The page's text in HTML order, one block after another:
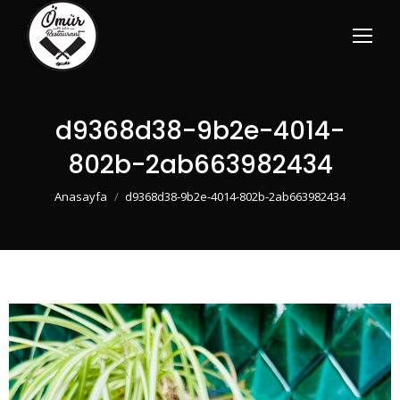
d9368d38-9b2e-4014-
802b-2ab663982434
You are here:
Anasayfa d9368d38-9b2e-4014-802b-2ab663982434